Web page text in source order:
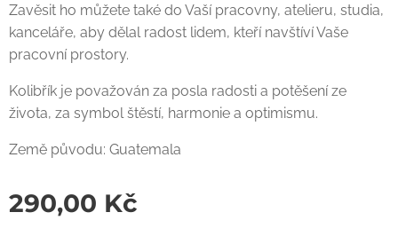
Zavěsit ho můžete také do Vaší pracovny, atelieru, studia,
kanceláře, aby dělal radost lidem, kteří navštíví Vaše
pracovní prostory.
Kolibřík je považován za posla radosti a potěšení ze
života, za symbol štěstí, harmonie a optimismu.
Země původu: Guatemala
290,00 Kč